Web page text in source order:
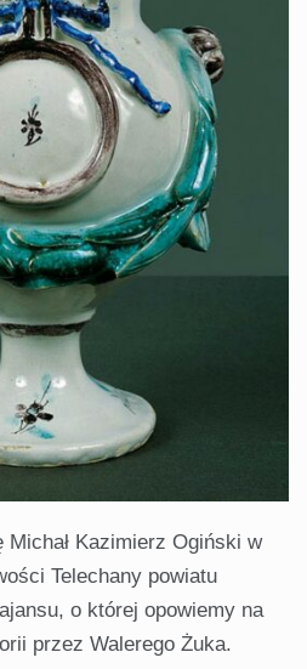
Michał Kazimierz Ogiński w
Telechany powiatu
o której opowiemy na
przez Walerego Żuka.